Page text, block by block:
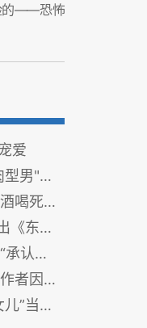
的——恐怖
爱
追捧
礼来宾
》热卖
法补救
过一劫
总统(图)